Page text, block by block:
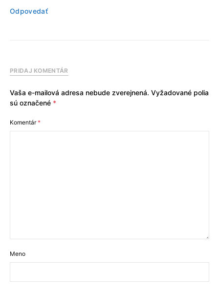
Odpovedať
PRIDAJ KOMENTÁR
Vaša e-mailová adresa nebude zverejnená. Vyžadované polia
sú označené *
Komentár*
Meno